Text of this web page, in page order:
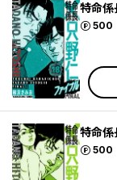
特命
500
ポイント
特命
500
ポイント